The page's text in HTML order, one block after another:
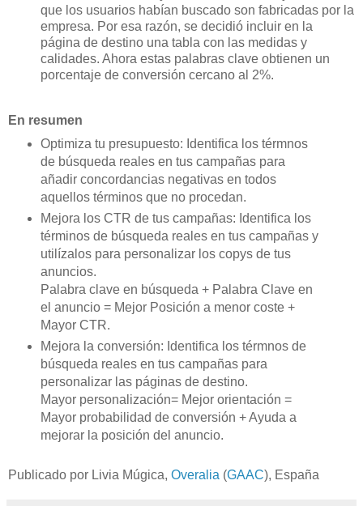
que los usuarios habían buscado son fabricadas por la
empresa. Por esa razón, se decidió incluir en la
página de destino una tabla con las medidas y
calidades. Ahora estas palabras clave obtienen un
porcentaje de conversión cercano al 2%.
En resumen
Optimiza tu presupuesto: Identifica los térmnos
de búsqueda reales en tus campañas para
añadir concordancias negativas en todos
aquellos términos que no procedan.
Mejora los CTR de tus campañas: Identifica los
términos de búsqueda reales en tus campañas y
utilízalos para personalizar los copys de tus
anuncios.
Palabra clave en búsqueda + Palabra Clave en
el anuncio = Mejor Posición a menor coste +
Mayor CTR.
Mejora la conversión: Identifica los térmnos de
búsqueda reales en tus campañas para
personalizar las páginas de destino.
Mayor personalización= Mejor orientación =
Mayor probabilidad de conversión + Ayuda a
mejorar la posición del anuncio.
Publicado por Livia Múgica, Overalia (GAAC), España